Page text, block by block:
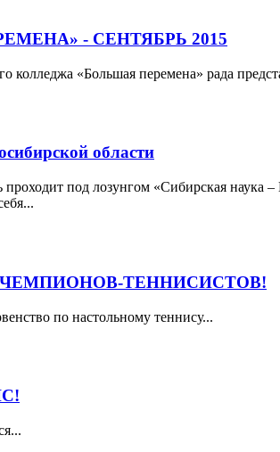
- СЕНТЯБРЬ 2015
колледжа «Большая перемена» рада
области
проходит под лозунгом «Сибирская
ТЕННИСИСТОВ!
по настольному теннису...